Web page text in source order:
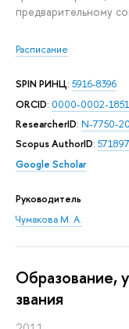
предварительному
Расписание
SPIN РИНЦ: 5916-8396
ORCID: 0000-0002-
ResearcherID: N-7750-
Scopus AuthorID:
Google Scholar
Руководитель
Чумакова М. А.
Oбразование,
звания